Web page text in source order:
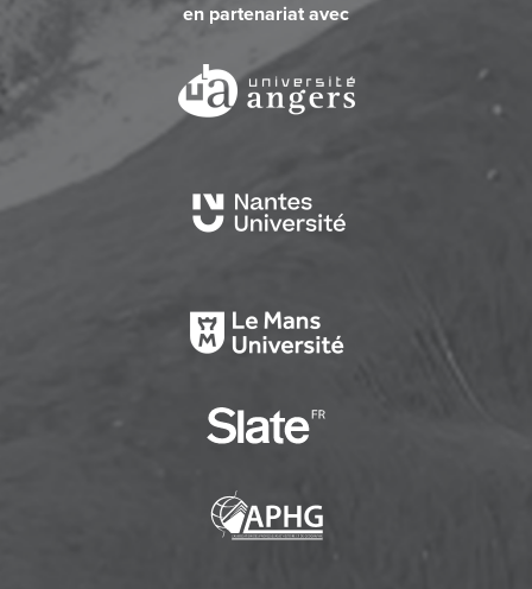
en partenariat avec